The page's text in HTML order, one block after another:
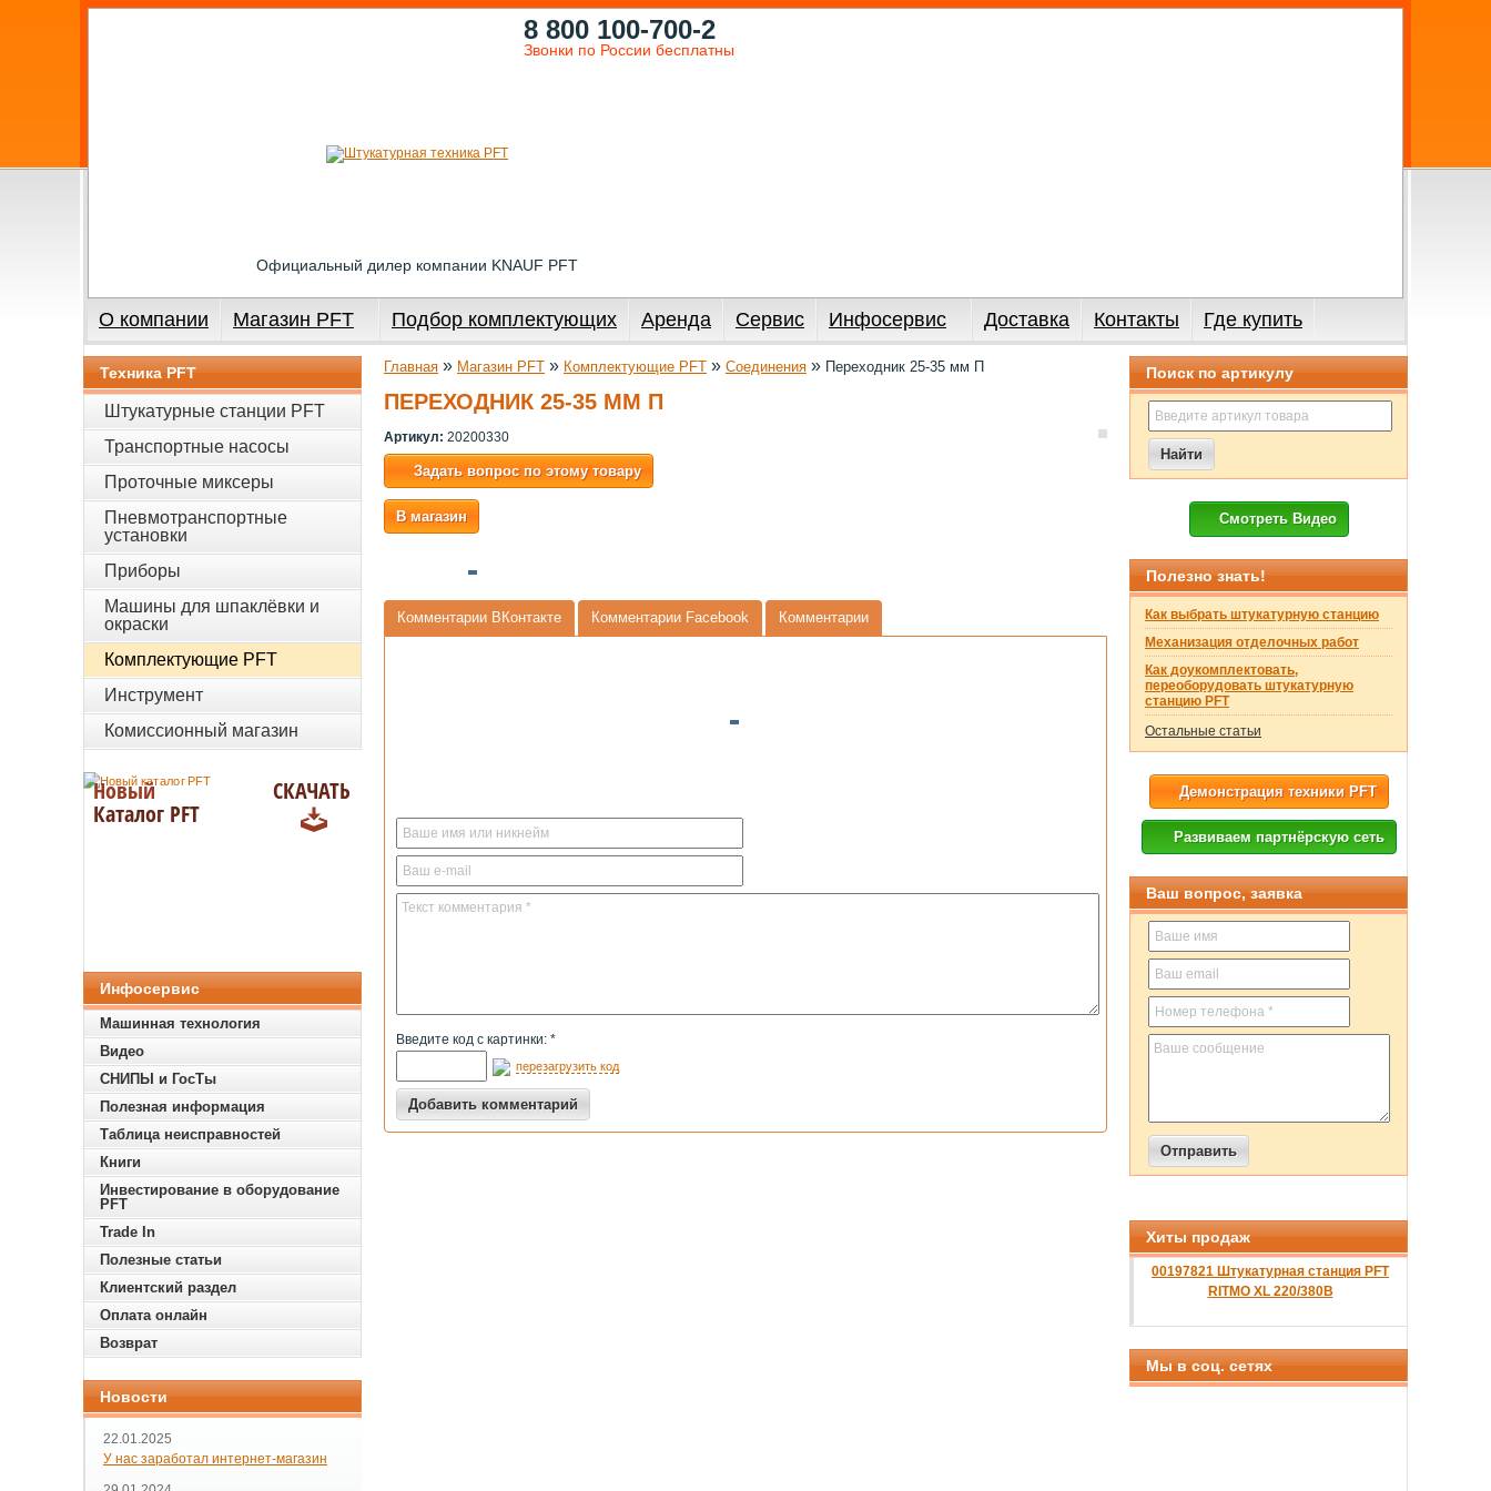
Официальный дилер компании KNAUF PFT
8 800 100-700-2
Звонки по России бесплатны
О компании Магазин PFT Подбор комплектующих Аренда Сервис Инфосервис Доставка Контакты Где купить
Главная » Магазин PFT » Комплектующие PFT » Соединения » Переходник 25-35 мм П
ПЕРЕХОДНИК 25-35 ММ П
Артикул: 20200330
Задать вопрос по этому товару
В магазин
Комментарии ВКонтакте Комментарии Facebook Комментарии
Введите код с картинки: *
перезагрузить код
Техника PFT
Штукатурные станции PFT
Транспортные насосы
Проточные миксеры
Пневмотранспортные
установки
Приборы
Машины для шпаклёвки и
окраски
Комплектующие PFT
Инструмент
Комиссионный магазин
Новый
Каталог PFT
СКАЧАТЬ
Инфосервис
Машинная технология
Видео
СНИПЫ и ГосТы
Полезная информация
Таблица неисправностей
Книги
Инвестирование в оборудование
PFT
Trade In
Полезные статьи
Клиентский раздел
Оплата онлайн
Возврат
Новости
22.01.2025
У нас заработал интернет-магазин
Поиск по артикулу
Смотреть Видео
Полезно знать!
Как выбрать штукатурную станцию
Механизация отделочных работ
Как доукомплектовать,
переоборудовать штукатурную
станцию PFT
Остальные статьи
Демонстрация техники PFT
Развиваем партнёрскую сеть
Ваш вопрос, заявка
Хиты продаж
00197821 Штукатурная станция PFT
RITMO XL 220/380B
Мы в соц. сетях